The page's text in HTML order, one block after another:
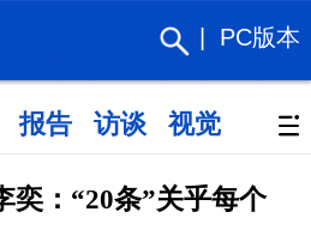
PC版本
报告 访谈 视觉 政策
奕：“20条”关乎每个